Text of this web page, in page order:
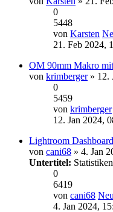
0
5448
von Karsten
21. Feb 2024,
OM 90mm Makro
von krimberger» 12.
0
5459
von krimberger
12. Jan 2024,
Lightroom Dashboard
von cani68 » 4. Jan
Untertitel:
0
6419
von cani68
4. Jan 2024,